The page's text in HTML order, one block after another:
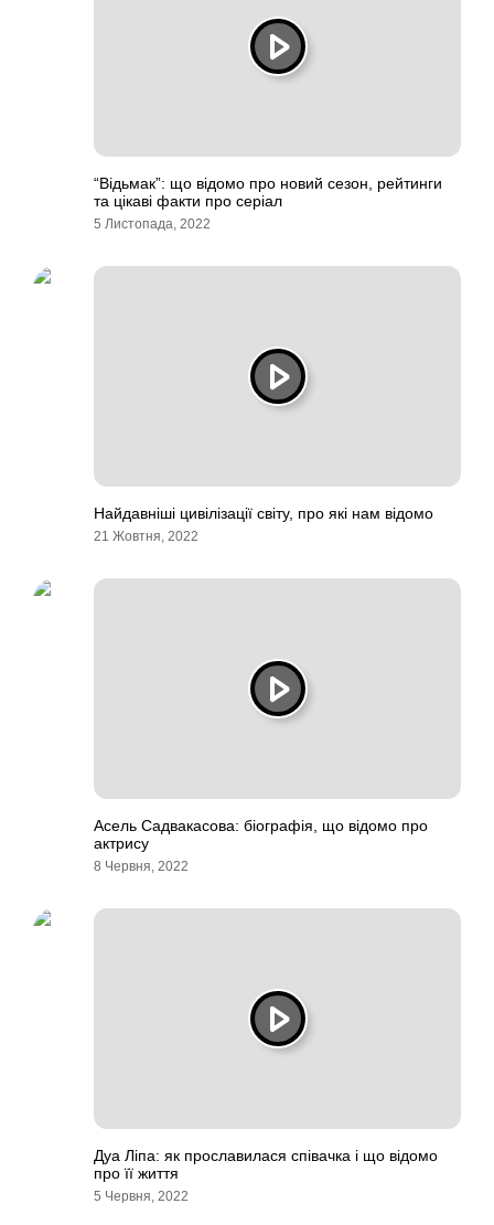
“Відьмак”: що відомо про новий сезон, рейтинги
та цікаві факти про серіал
5 Листопада, 2022
Найдавніші цивілізації світу, про які нам відомо
21 Жовтня, 2022
Асель Садвакасова: біографія, що відомо про
актрису
8 Червня, 2022
Дуа Ліпа: як прославилася співачка і що відомо
про її життя
5 Червня, 2022